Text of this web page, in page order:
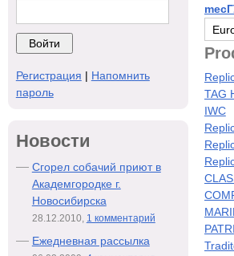
TAG
IWC
Регистрация | Напомнить
пароль
Новости
Сгорел собачий приют в
Академгородке г.
Новосибирска
28.12.2010, 1 комментарий
Ежедневная рассылка